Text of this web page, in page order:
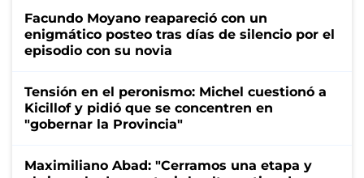
Facundo Moyano reapareció con un
enigmático posteo tras días de silencio por el
episodio con su novia
Tensión en el peronismo: Michel cuestionó a
Kicillof y pidió que se concentren en
"gobernar la Provincia"
Maximiliano Abad: "Cerramos una etapa y